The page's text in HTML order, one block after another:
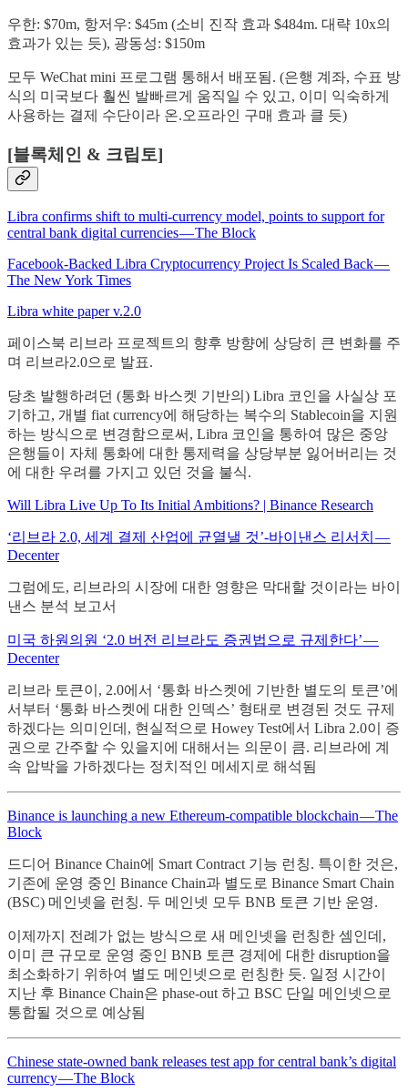
우한: $70m, 항저우: $45m (소비 진작 효과 $484m. 대략 10x의
효과가 있는 듯), 광동성: $150m
모두 WeChat mini 프로그램 통해서 배포됨. (은행 계좌, 수표 방
식의 미국보다 훨씬 발빠르게 움직일 수 있고, 이미 익숙하게
사용하는 결제 수단이라 온.오프라인 구매 효과 클 듯)
[블록체인 & 크립토]
Libra confirms shift to multi-currency model, points to support for
central bank digital currencies — The Block
Facebook-Backed Libra Cryptocurrency Project Is Scaled Back —
The New York Times
Libra white paper v.2.0
페이스북 리브라 프로젝트의 향후 방향에 상당히 큰 변화를 주
며 리브라2.0으로 발표.
당초 발행하려던 (통화 바스켓 기반의) Libra 코인을 사실상 포
기하고, 개별 fiat currency에 해당하는 복수의 Stablecoin을 지원
하는 방식으로 변경함으로써, Libra 코인을 통하여 많은 중앙
은행들이 자체 통화에 대한 통제력을 상당부분 잃어버리는 것
에 대한 우려를 가지고 있던 것을 불식.
Will Libra Live Up To Its Initial Ambitions? | Binance Research
‘리브라 2.0, 세계 결제 산업에 균열낼 것’-바이낸스 리서치 —
Decenter
그럼에도, 리브라의 시장에 대한 영향은 막대할 것이라는 바이
낸스 분석 보고서
미국 하원의원 ‘2.0 버전 리브라도 증권법으로 규제한다’ —
Decenter
리브라 토큰이, 2.0에서 ‘통화 바스켓에 기반한 별도의 토큰’에
서부터 ‘통화 바스켓에 대한 인덱스’ 형태로 변경된 것도 규제
하겠다는 의미인데, 현실적으로 Howey Test에서 Libra 2.0이 증
권으로 간주할 수 있을지에 대해서는 의문이 큼. 리브라에 계
속 압박을 가하겠다는 정치적인 메세지로 해석됨
Binance is launching a new Ethereum-compatible blockchain — The
Block
드디어 Binance Chain에 Smart Contract 기능 런칭. 특이한 것은,
기존에 운영 중인 Binance Chain과 별도로 Binance Smart Chain
(BSC) 메인넷을 런칭. 두 메인넷 모두 BNB 토큰 기반 운영.
이제까지 전례가 없는 방식으로 새 메인넷을 런칭한 셈인데,
이미 큰 규모로 운영 중인 BNB 토큰 경제에 대한 disruption을
최소화하기 위하여 별도 메인넷으로 런칭한 듯. 일정 시간이
지난 후 Binance Chain은 phase-out 하고 BSC 단일 메인넷으로
통합될 것으로 예상됨
Chinese state-owned bank releases test app for central bank’s digital
currency — The Block